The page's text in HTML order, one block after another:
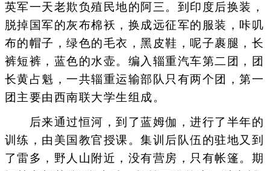
英军一天老欺负殖民地的阿三。到印度后换装，
脱掉国军的灰布棉袄，换成远征军的服装，咔叽
布的帽子，绿色的毛衣，黑皮鞋，呢子裹腿，长
裤短裤，蓝色的水壶。编入辎重汽车第二团，团
长黄占魁，一共辎重运输部队只有两个团，第一
团主要由西南联大学生组成。
后来通过恒河，到了蓝姆伽，进行了半年的
训练，由美国教官授课。集训后队伍的驻地又到
了雷多，野人山附近，没有营房，只有帐篷。期